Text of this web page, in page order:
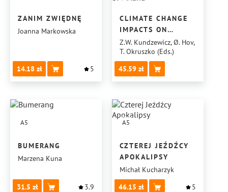
ZANIM ZWIĘDNĘ
Joanna Markowska
14.18 5
CLIMATE CHANGE
IMPACTS ON
DIFFERENT
SECTORS
OF POLAND
Z.W. Kundzewicz, Ø. Hov,
T. Okruszko (Eds.)
45.59
A5
BUMERANG
Marzena Kuna
31.5 3.9
A5
CZTEREJ JEŹDŹCY
APOKALIPSY
Michał Kucharzyk
46.15
5